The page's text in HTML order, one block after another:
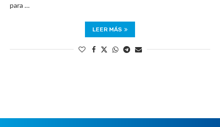
para …
LEER MÁS